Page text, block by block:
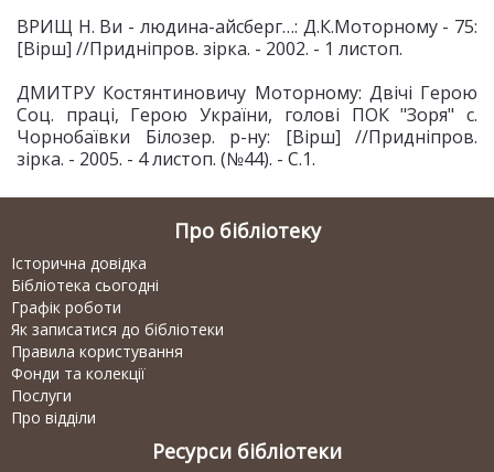
ВРИЩ Н. Ви - людина-айсберг…: Д.К.Моторному - 75:
[Вірш] //Придніпров. зірка. - 2002. - 1 листоп.
ДМИТРУ Костянтиновичу Моторному: Двічі Герою
Соц. праці, Герою України, голові ПОК "Зоря" с.
Чорнобаївки Білозер. р-ну: [Вірш] //Придніпров.
зірка. - 2005. - 4 листоп. (№44). - С.1.
Про бібліотеку
Історична довідка
Бібліотека сьогодні
Графік роботи
Як записатися до бібліотеки
Правила користування
Фонди та колекції
Послуги
Про відділи
Ресурси бібліотеки